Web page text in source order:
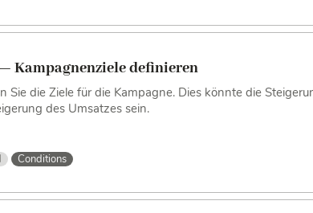
Kampagnenziele definieren
Sie die Ziele für die Kampagne. Dies könnte die
des Umsatzes sein.
Conditions